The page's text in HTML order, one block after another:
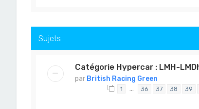
Sujets
Catégorie Hypercar : LMH-
par British Racing Green
1 … 36 37 38 39